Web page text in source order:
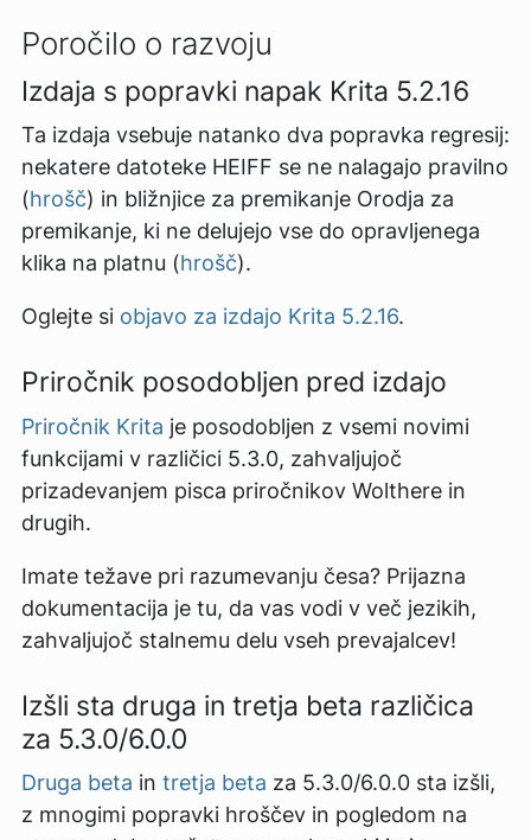
Poročilo o razvoju
Izdaja s popravki napak Krita 5.2.16
Ta izdaja vsebuje natanko dva popravka regresij:
nekatere datoteke HEIFF se ne nalagajo pravilno
(hrošč) in bližnjice za premikanje Orodja za
premikanje, ki ne delujejo vse do opravljenega
klika na platnu (hrošč).
Oglejte si objavo za izdajo Krita 5.2.16.
Priročnik posodobljen pred izdajo
Priročnik Krita je posodobljen z vsemi novimi
funkcijami v različici 5.3.0, zahvaljujoč
prizadevanjem pisca priročnikov Wolthere in
drugih.
Imate težave pri razumevanju česa? Prijazna
dokumentacija je tu, da vas vodi v več jezikih,
zahvaljujoč stalnemu delu vseh prevajalcev!
Izšli sta druga in tretja beta različica
za 5.3.0/6.0.0
Druga beta in tretja beta za 5.3.0/6.0.0 sta izšli,
z mnogimi popravki hroščev in pogledom na